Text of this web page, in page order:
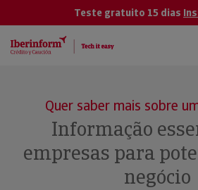
Teste gratuito 15 dias
Quer saber mais sobre
Informação
empresas para
negócio